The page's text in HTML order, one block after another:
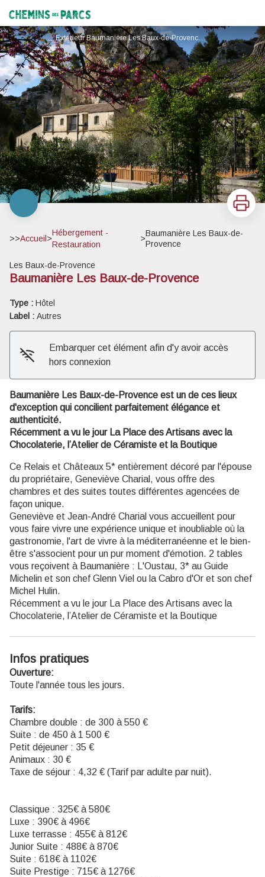
Chemins des Parcs
Extérieur Baumanière Les Baux-de-Provence - P. Schaff
Imprimer
>>Accueil>
Hébergement -
Restauration
>
Baumanière Les Baux-de-
Provence
Les Baux-de-Provence
Baumanière Les Baux-de-Provence
Type : Hôtel
Label : Autres
Embarquer cet élément afin d'y avoir accès
hors connexion
Baumanière Les Baux-de-Provence est un de ces lieux
d'exception qui concilient parfaitement élégance et
authenticité.
Récemment a vu le jour La Place des Artisans avec la
Chocolaterie, l’Atelier de Céramiste et la Boutique
Ce Relais et Châteaux 5* entièrement décoré par l'épouse
du propriétaire, Geneviève Charial, vous offre des
chambres et des suites toutes différentes agencées de
façon unique.
Geneviève et Jean-André Charial vous accueillent pour
vous faire vivre une expérience unique et inoubliable où la
gastronomie, l'art de vivre à la méditerranéenne et le bien-
être s'associent pour un pur moment d'émotion. 2 tables
vous reçoivent à Baumanière : L'Oustau, 3* au Guide
Michelin et son chef Glenn Viel ou la Cabro d'Or et son chef
Michel Hulin.
Récemment a vu le jour La Place des Artisans avec la
Chocolaterie, l’Atelier de Céramiste et la Boutique
Infos pratiques
Ouverture:
Toute l'année tous les jours.
Tarifs:
Chambre double : de 300 à 550 €
Suite : de 450 à 1 500 €
Petit déjeuner : 35 €
Animaux : 30 €
Taxe de séjour : 4,32 € (Tarif par adulte par nuit).
Classique : 325€ à 580€
Luxe : 390€ à 496€
Luxe terrasse : 455€ à 812€
Junior Suite : 488€ à 870€
Suite : 618€ à 1102€
Suite Prestige : 715€ à 1276€